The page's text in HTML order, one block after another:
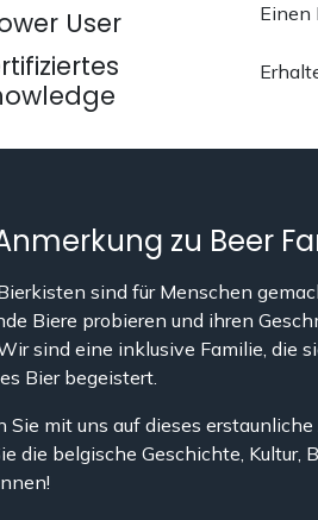
User Einen
zu Beer
sind für Menschen
Biere probieren und ihren
sind eine inklusive Familie, die
Bier begeistert.
Sie mit uns auf dieses
die belgische Geschichte, Kultur,